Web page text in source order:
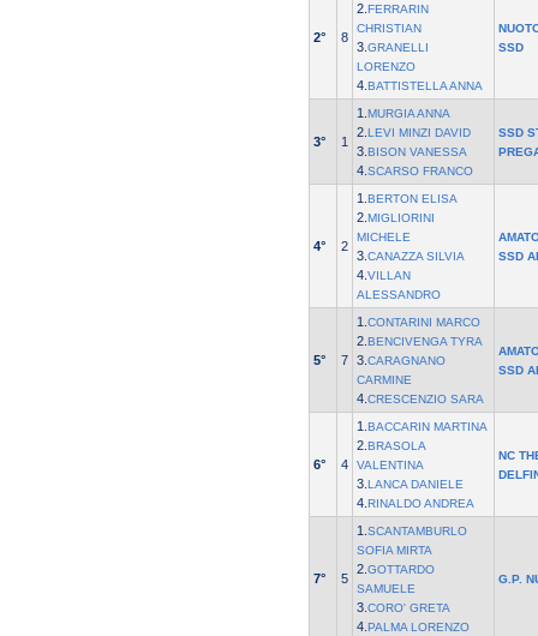
2° 8
2. FERRARIN
CHRISTIAN
3. GRANELLI
LORENZO
4. BATTISTELLA ANNA
SSD
3° 1
1. MURGIA ANNA
2. LEVI MINZI DAVID
3. BISON VANESSA
4. SCARSO FRANCO
SSD
4° 2
1. BERTON ELISA
2. MIGLIORINI
MICHELE
3. CANAZZA SILVIA
4. VILLAN
ALESSANDRO
SSD
5° 7
1. CONTARINI MARCO
2. BENCIVENGA TYRA
3. CARAGNANO
CARMINE
4. CRESCENZIO SARA
SSD
6° 4
1. BACCARIN MARTINA
2. BRASOLA
VALENTINA
3. LANCA DANIELE
4. RINALDO ANDREA
NC
7° 5
1. SCANTAMBURLO
SOFIA MIRTA
2. GOTTARDO
SAMUELE
3. CORO' GRETA
4. PALMA LORENZO
G.P.